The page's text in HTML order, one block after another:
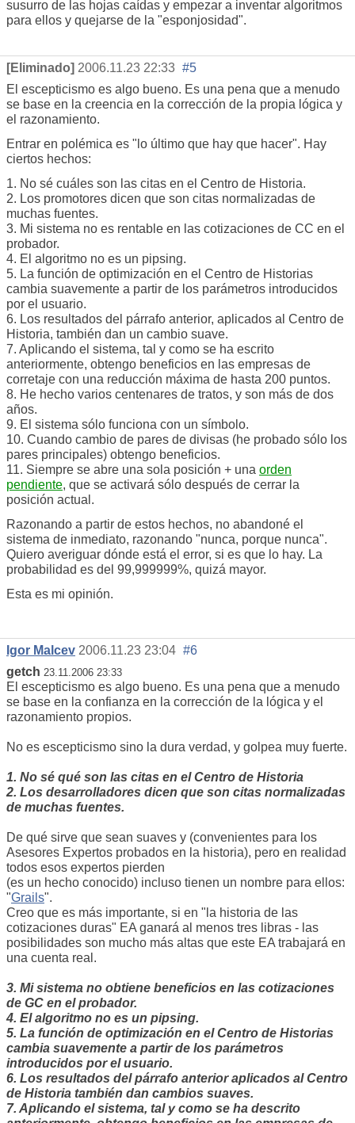
susurro de las hojas caídas y empezar a inventar algoritmos
para ellos y quejarse de la "esponjosidad".
[Eliminado] 2006.11.23 22:33 #5
El escepticismo es algo bueno. Es una pena que a menudo
se base en la creencia en la corrección de la propia lógica y
el razonamiento.
Entrar en polémica es "lo último que hay que hacer". Hay
ciertos hechos:
1. No sé cuáles son las citas en el Centro de Historia.
2. Los promotores dicen que son citas normalizadas de
muchas fuentes.
3. Mi sistema no es rentable en las cotizaciones de CC en el
probador.
4. El algoritmo no es un pipsing.
5. La función de optimización en el Centro de Historias
cambia suavemente a partir de los parámetros introducidos
por el usuario.
6. Los resultados del párrafo anterior, aplicados al Centro de
Historia, también dan un cambio suave.
7. Aplicando el sistema, tal y como se ha escrito
anteriormente, obtengo beneficios en las empresas de
corretaje con una reducción máxima de hasta 200 puntos.
8. He hecho varios centenares de tratos, y son más de dos
años.
9. El sistema sólo funciona con un símbolo.
10. Cuando cambio de pares de divisas (he probado sólo los
pares principales) obtengo beneficios.
11. Siempre se abre una sola posición + una orden
pendiente, que se activará sólo después de cerrar la
posición actual.
Razonando a partir de estos hechos, no abandoné el
sistema de inmediato, razonando "nunca, porque nunca".
Quiero averiguar dónde está el error, si es que lo hay. La
probabilidad es del 99,999999%, quizá mayor.
Esta es mi opinión.
Igor Malcev 2006.11.23 23:04 #6
getch 23.11.2006 23:33
El escepticismo es algo bueno. Es una pena que a menudo
se base en la confianza en la corrección de la lógica y el
razonamiento propios.
No es escepticismo sino la dura verdad, y golpea muy fuerte.
1. No sé qué son las citas en el Centro de Historia
2. Los desarrolladores dicen que son citas normalizadas
de muchas fuentes.
De qué sirve que sean suaves y (convenientes para los
Asesores Expertos probados en la historia), pero en realidad
todos esos expertos pierden
(es un hecho conocido) incluso tienen un nombre para ellos:
"Grails".
Creo que es más importante, si en "la historia de las
cotizaciones duras" EA ganará al menos tres libras - las
posibilidades son mucho más altas que este EA trabajará en
una cuenta real.
3. Mi sistema no obtiene beneficios en las cotizaciones
de GC en el probador.
4. El algoritmo no es un pipsing.
5. La función de optimización en el Centro de Historias
cambia suavemente a partir de los parámetros
introducidos por el usuario.
6. Los resultados del párrafo anterior aplicados al Centro
de Historia también dan cambios suaves.
7. Aplicando el sistema, tal y como se ha descrito